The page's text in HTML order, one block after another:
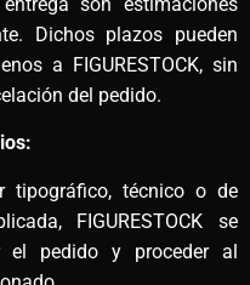
Dichos plazos pueden
a FIGURESTOCK, sin
del pedido.
tipográfico, técnico o de
FIGURESTOCK se
el pedido y proceder al